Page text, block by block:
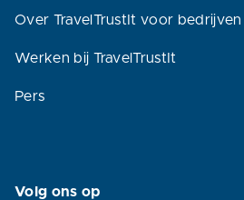
Over TravelTrustIt voor bedrijven
Werken bij TravelTrustIt
Pers
Volg ons op